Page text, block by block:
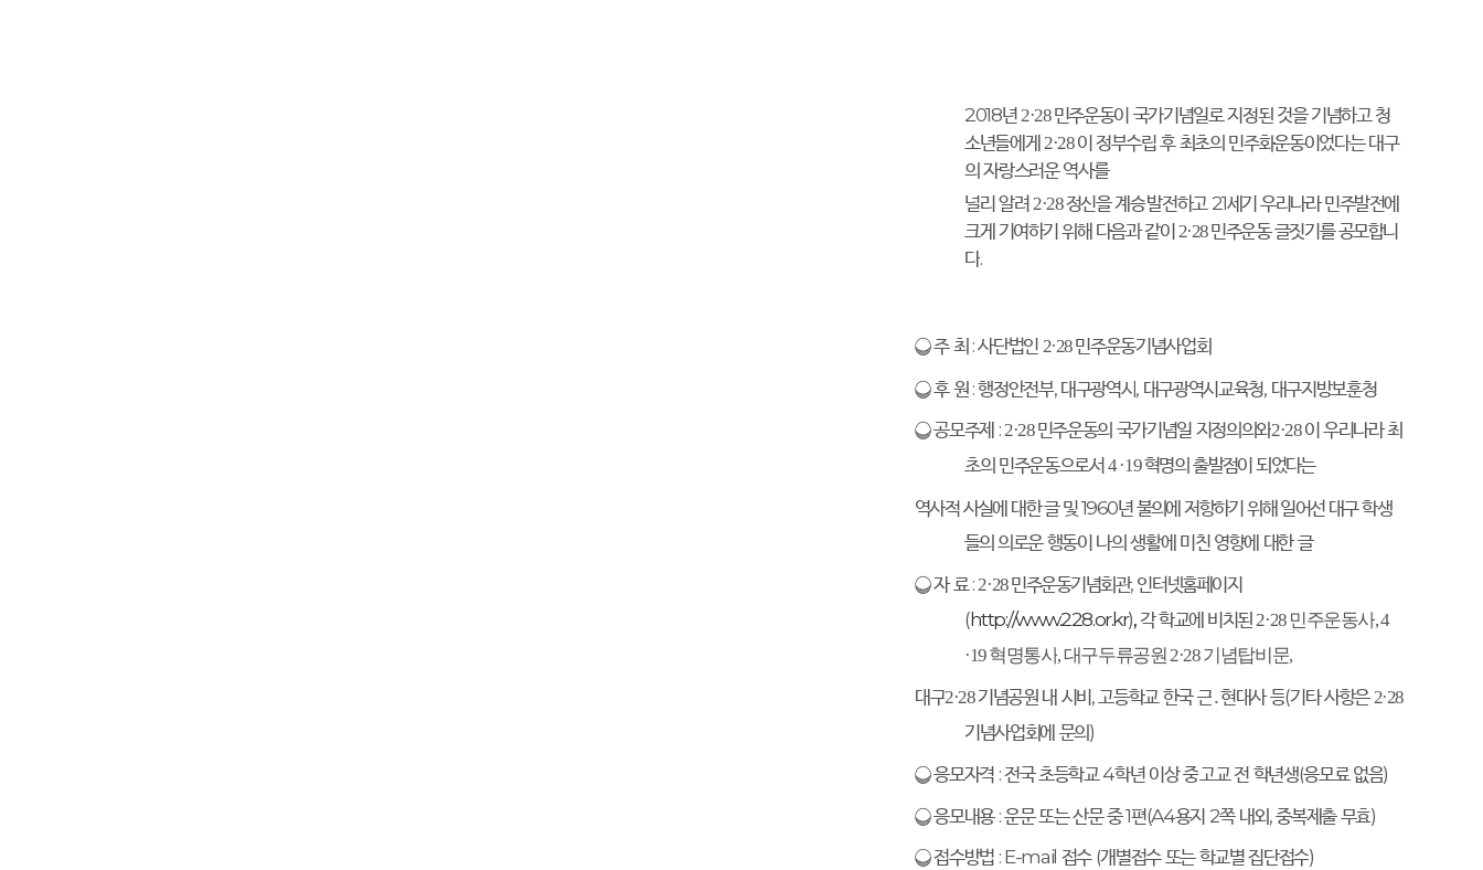
2018년 2·28민주운동이 국가기념일로 지정된 것을 기념하고 청
소년들에게 2·28이 정부수립 후 최초의 민주화운동이었다는 대구
의 자랑스러운 역사를
널리 알려2·28정신을 계승·발전하고21세기 우리나라 민주발전에
크게 기여하기 위해 다음과 같이2·28민주운동 글짓기를 공모합니
다.
❍주 최:사단법인 2·28민주운동기념사업회
❍후 원:행정안전부,대구광역시, 대구광역시교육청, 대구지방보훈청
❍공모주제 :2·28민주운동의 국가기념일 지정의의와2·28이 우리나라 최
초의 민주운동으로서4·19혁명의출발점이 되었다는
역사적 사실에 대한글 및1960년 불의에 저항하기 위해 일어선 대구 학생
들의 의로운 행동이 나의 생활에 미친 영향에 대한 글
❍자 료 : 2·28민주운동기념회관, 인터넷홈페이지
(http://www.228.or.kr),각 학교에 비치된 2·28 민주운동사,4
·19혁명통사, 대구두류공원 2·28기념탑비문,
대구2·28기념공원 내 시비,고등학교 한국 근․현대사 등(기타 사항은2·28
기념사업회에 문의)
❍응모자격 :전국 초등학교4학년 이상 중·고교 전 학년생(응모료 없음)
❍응모내용:운문 또는 산문 중1편(A4용지 2쪽 내외,중복제출 무효)
❍접수방법 : E-mail 접수(개별접수 또는 학교별 집단접수)